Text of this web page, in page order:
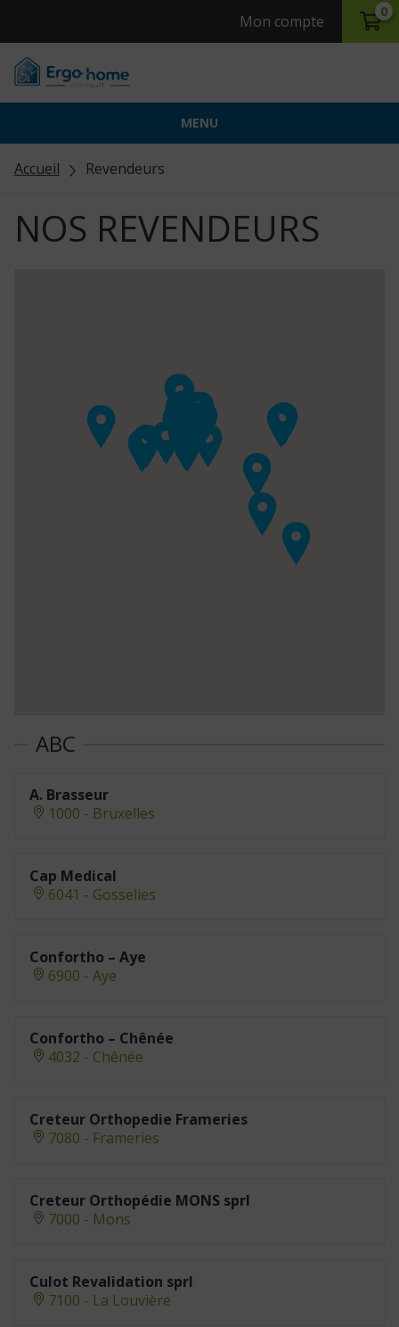
Mon compte
0
MENU
Accueil Revendeurs
NOS REVENDEURS
A. Brasseur
1000 - Bruxelles
Cap Medical
6041 - Gosselies
Confortho – Aye
6900 - Aye
Confortho – Chênée
4032 - Chênée
Creteur Orthopedie Frameries
7080 - Frameries
Creteur Orthopédie MONS sprl
7000 - Mons
Culot Revalidation sprl
7100 - La Louvière